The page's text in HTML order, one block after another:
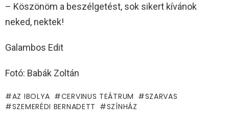
– Köszönöm a beszélgetést, sok sikert kívánok
neked, nektek!
Galambos Edit
Fotó: Babák Zoltán
AZ IBOLYA CERVINUS TEÁTRUM
SZARVAS
SZEMERÉDI BERNADETT
SZÍNHÁZ